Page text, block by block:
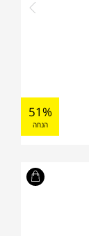
51%
הנחה